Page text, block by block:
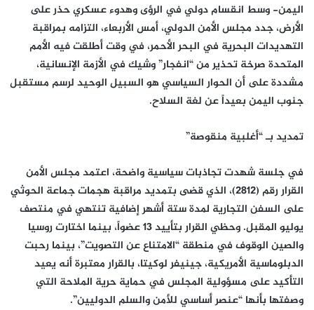
اليمن- وسط انقسام دولي في الرؤى وهدوء عسكري حذر على
الأرض، جدد مجلس الأمن الدولي، أمس الأربعاء، التزامه بمراقبة
التهديدات البحرية في البحر الأحمر، في وقت أطلقت فيه الأمم
المتحدة صرخة تحذير من “انفجار” وشيك في الأزمة الإنسانية،
مشددة على أن الحوار السياسي هو السبيل الوحيد لرسم مستقبل
جنوب اليمن بعيداً عن لغة السلاح.
تمديد بـ “أغلبية منقوصة”
في جلسة شهدت تجاذبات سياسية واضحة، اعتمد مجلس الأمن
القرار رقم (2812)، الذي قضى بتمديد مراقبة هجمات جماعة الحوثي
على السفن التجارية لمدة ستة أشهر إضافية تنتهي في منتصف
يوليو المقبل. وحظي القرار بتأييد 13 عضواً، بينما اختارت روسيا
والصين الوقوف في منطقة “الامتناع عن التصويت”، بينما رحبت
الدبلوماسية الأمريكية، جينيفر لوكيتا، بالقرار معتبرة أنه يعيد
التأكيد على مسؤولية المجلس في حماية حرية الملاحة التي
وصفتها بأنها “عنصر أساسي للأمن والسلم الدوليين”.